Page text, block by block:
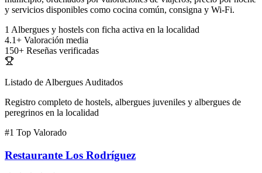
y servicios disponibles como cocina común, consigna y Wi-Fi.
1 Albergues y hostels con ficha activa en la localidad
4.1+ Valoración media
150+ Reseñas verificadas
Listado de Albergues Auditados
Registro completo de hostels, albergues juveniles y albergues de
peregrinos en la localidad
#1 Top Valorado
Restaurante Los Rodríguez